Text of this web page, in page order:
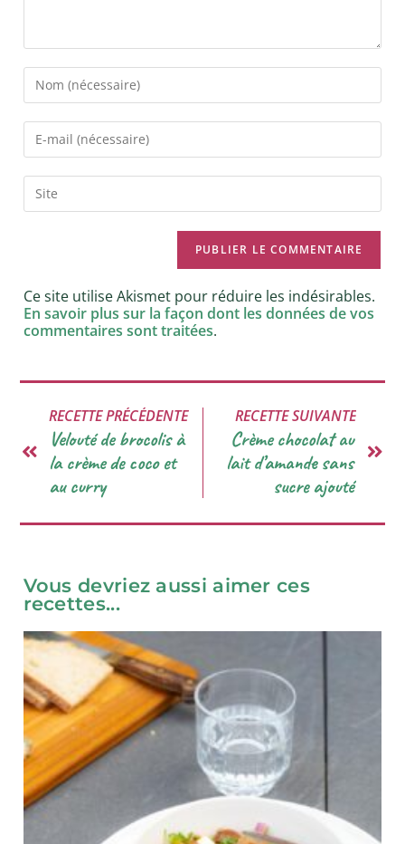
Ce site utilise Akismet pour réduire les indésirables.
En savoir plus sur la façon dont les données de vos
commentaires sont traitées.
RECETTE PRÉCÉDENTE
Velouté de brocolis à
la crème de coco et
au curry
RECETTE SUIVANTE
Crème chocolat au
lait d’amande sans
sucre ajouté
Vous devriez aussi aimer ces
recettes...